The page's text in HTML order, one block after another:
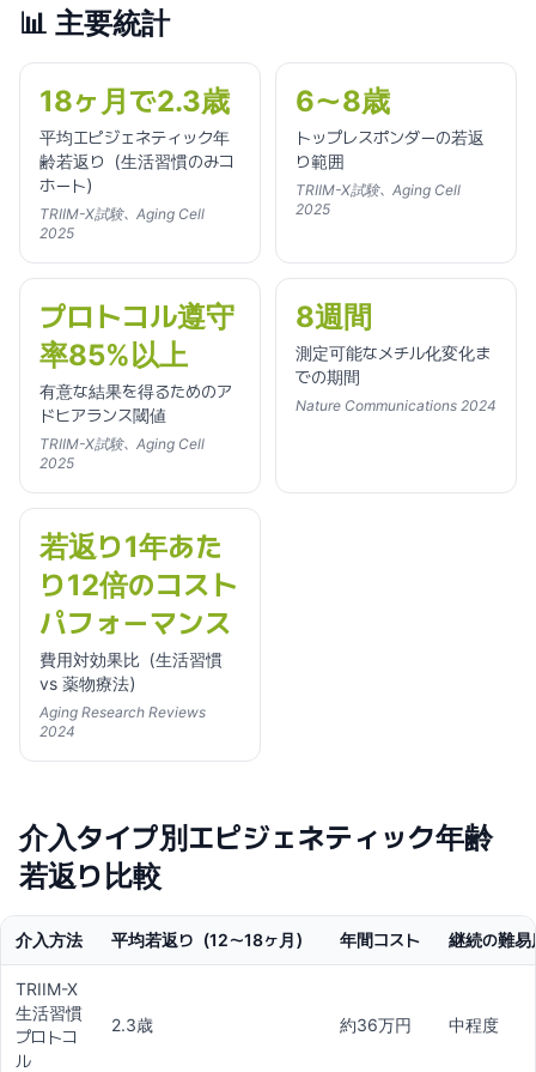
📊 主要統計
18ヶ月で2.3歳
平均エピジェネティック年
齢若返り（生活習慣のみコ
ホート）
TRIIM-X試験、Aging Cell
2025
6〜8歳
トップレスポンダーの若返
り範囲
TRIIM-X試験、Aging Cell
2025
プロトコル遵守
率85%以上
有意な結果を得るためのア
ドヒアランス閾値
TRIIM-X試験、Aging Cell
2025
8週間
測定可能なメチル化変化ま
での期間
Nature Communications 2024
若返り1年あた
り12倍のコスト
パフォーマンス
費用対効果比（生活習慣
vs 薬物療法）
Aging Research Reviews
2024
介入タイプ別エピジェネティック年齢
若返り比較
介入方法 平均若返り（12〜18ヶ月） 年間コスト 継続の難易
TRIIM-X
生活習慣
プロトコ
ル
2.3歳 約36万円 中程度